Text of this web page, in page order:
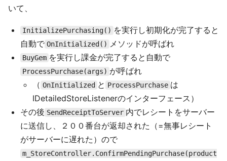
いて、
InitializePurchasing() を実行し初期化が完了すると
自動で OnInitialized() メソッドが呼ばれ
BuyGem を実行し課金が完了すると自動で
ProcessPurchase(args) が呼ばれ
（ OnInitialized と ProcessPurchase は
IDetailedStoreListenerのインターフェース）
その後 SendReceiptToServer 内でレシートをサーバー
に送信し、２００番台が返却された（=無事レシート
がサーバーに遅れた）ので
m_StoreController.ConfirmPendingPurchase(product